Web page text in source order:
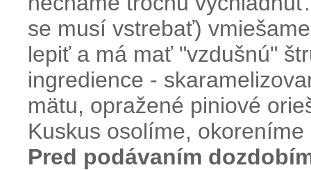
se musí vstrebať)
lepiť a má mať "vzdušnú"
ingredience -
mätu, opražené piniové
Kuskus osolíme,
Pred podávaním